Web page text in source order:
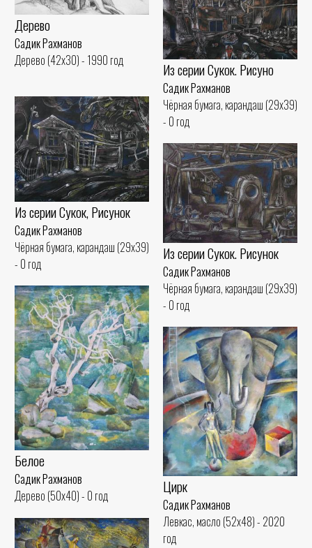
Дерево
Садик Рахманов
Дерево (42x30) - 1990 год
Из серии Сукок. Рисуно
Садик Рахманов
Чёрная бумага, карандаш (29x39)
- 0 год
Из серии Сукок, Рисунок
Садик Рахманов
Чёрная бумага, карандаш (29x39)
- 0 год
Из серии Сукок. Рисунок
Садик Рахманов
Чёрная бумага, карандаш (29x39)
- 0 год
Белое
Садик Рахманов
Дерево (50x40) - 0 год
Цирк
Садик Рахманов
Левкас, масло (52x48) - 2020
год